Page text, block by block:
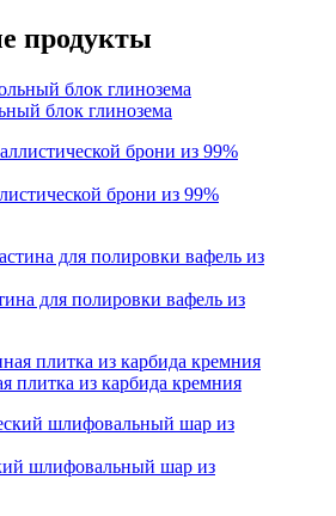
продукты
блок глинозема
брони из 99%
для полировки вафель из
плитка из карбида кремния
шлифовальный шар из